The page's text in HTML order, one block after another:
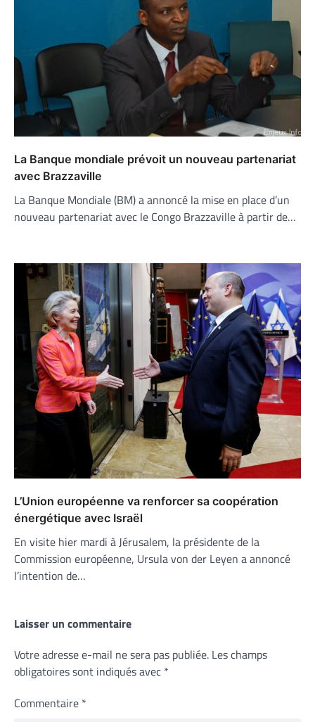
La Banque mondiale prévoit un nouveau partenariat
avec Brazzaville
La Banque Mondiale (BM) a annoncé la mise en place d’un
nouveau partenariat avec le Congo Brazzaville à partir de…
L’Union européenne va renforcer sa coopération
énergétique avec Israël
En visite hier mardi à Jérusalem, la présidente de la
Commission européenne, Ursula von der Leyen a annoncé
l’intention de…
Laisser un commentaire
Votre adresse e-mail ne sera pas publiée. Les champs
obligatoires sont indiqués avec *
Commentaire *